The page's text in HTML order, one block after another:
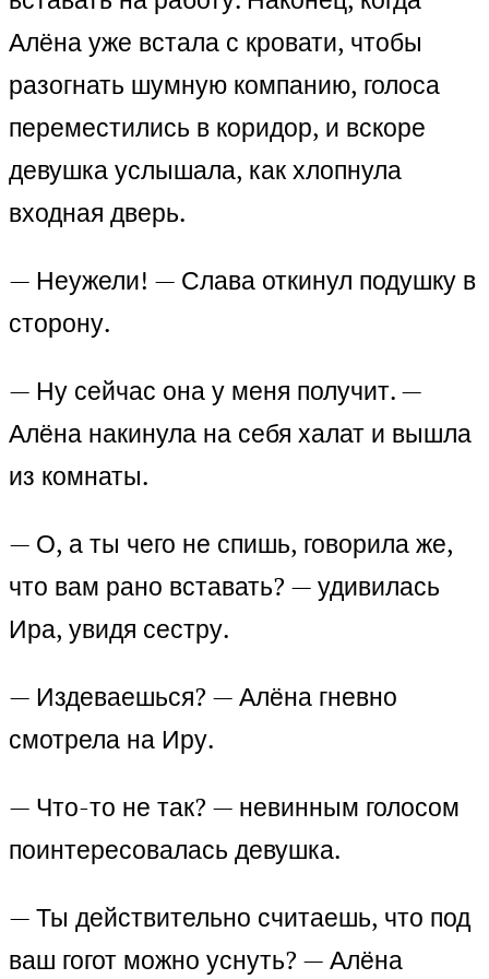
Алёна уже встала с кровати, чтобы
разогнать шумную компанию, голоса
переместились в коридор, и вскоре
девушка услышала, как хлопнула
входная дверь.
— Неужели! — Слава откинул подушку в
сторону.
— Ну сейчас она у меня получит. —
Алёна накинула на себя халат и вышла
из комнаты.
— О, а ты чего не спишь, говорила же,
что вам рано вставать? — удивилась
Ира, увидя сестру.
— Издеваешься? — Алёна гневно
смотрела на Иру.
— Что-то не так? — невинным голосом
поинтересовалась девушка.
— Ты действительно считаешь, что под
ваш гогот можно уснуть? — Алёна